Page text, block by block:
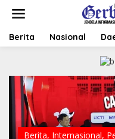
t
Berita Nasional
Berita, Internasional,